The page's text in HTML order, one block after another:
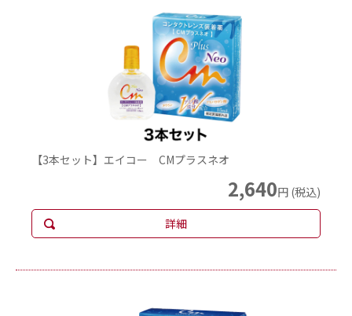
【3本セット】エイコー CMプラスネオ
2,640円 (税込)
詳細